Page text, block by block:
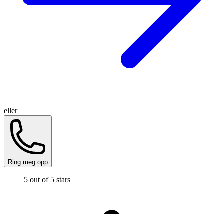
eller
Ring meg opp
5 out of 5 stars